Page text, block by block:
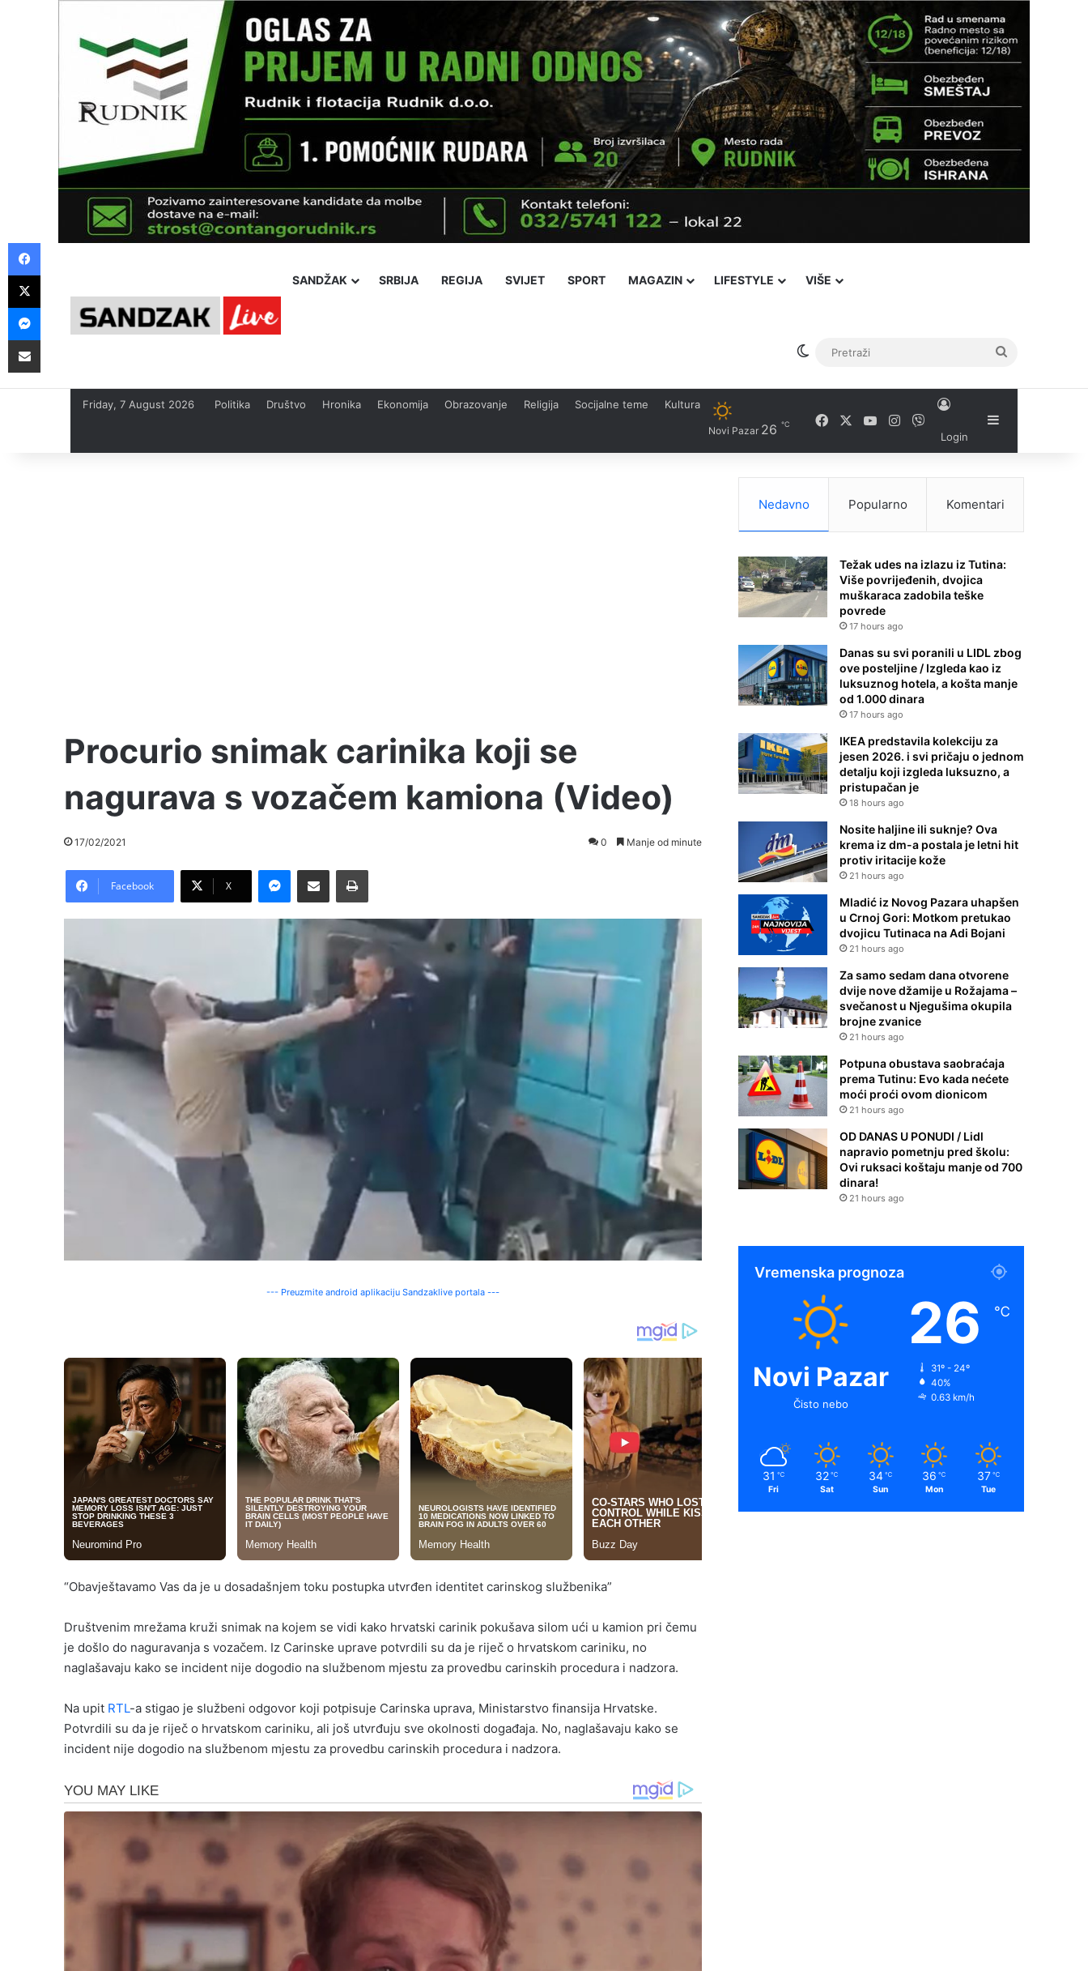
SANDŽAK SRBIJA REGIJA SVIJET SPORT MAGAZIN LIFESTYLE VIŠE
Switch skin
Friday, 7 August 2026 Politika Društvo Hronika Ekonomija Obrazovanje Religija Socijalne teme Kultura
Novi Pazar 26 ℃ FacebookYouTubeInstagram
Login
Sidebar
Procurio snimak carinika koji se
nagurava s vozačem kamiona (Video)
17/02/2021 0 Manje od minute
Facebook X
Messenger
Pošalji preko E-Maila Printaj
--- Preuzmite android aplikaciju Sandzaklive portala ---
“Obavještavamo Vas da je u dosadašnjem toku postupka utvrđen identitet carinskog službenika”
Društvenim mrežama kruži snimak na kojem se vidi kako hrvatski carinik pokušava silom ući u kamion pri čemu
je došlo do naguravanja s vozačem. Iz Carinske uprave potvrdili su da je riječ o hrvatskom cariniku, no
naglašavaju kako se incident nije dogodio na službenom mjestu za provedbu carinskih procedura i nadzora.
Na upit RTL-a stigao je službeni odgovor koji potpisuje Carinska uprava, Ministarstvo finansija Hrvatske.
Potvrdili su da je riječ o hrvatskom cariniku, ali još utvrđuju sve okolnosti događaja. No, naglašavaju kako se
incident nije dogodio na službenom mjestu za provedbu carinskih procedura i nadzora.
Nedavno Popularno Komentari
Težak udes na izlazu iz Tutina:
Više povrijeđenih, dvojica
muškaraca zadobila teške
povrede
17 hours ago
Danas su svi poranili u LIDL zbog
ove posteljine / Izgleda kao iz
luksuznog hotela, a košta manje
od 1.000 dinara
17 hours ago
IKEA predstavila kolekciju za
jesen 2026. i svi pričaju o jednom
detalju koji izgleda luksuzno, a
pristupačan je
18 hours ago
Nosite haljine ili suknje? Ova
krema iz dm-a postala je letni hit
protiv iritacije kože
21 hours ago
Mladić iz Novog Pazara uhapšen
u Crnoj Gori: Motkom pretukao
dvojicu Tutinaca na Adi Bojani
21 hours ago
Za samo sedam dana otvorene
dvije nove džamije u Rožajama –
svečanost u Njegušima okupila
brojne zvanice
21 hours ago
Potpuna obustava saobraćaja
prema Tutinu: Evo kada nećete
moći proći ovom dionicom
21 hours ago
OD DANAS U PONUDI / Lidl
napravio pometnju pred školu:
Ovi ruksaci koštaju manje od 700
dinara!
21 hours ago
Vremenska prognoza
Novi Pazar
Čisto nebo
26 ℃
31º - 24º
40%
0.63 km/h
31 ℃
Fri
32 ℃
Sat
34 ℃
Sun
36 ℃
Mon
37 ℃
Tue
Facebook
X
Messenger
Pošalji preko E-Maila